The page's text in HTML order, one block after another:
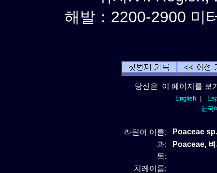
해발：2200-2900 미
당신은 이 페이지를 보
English|
한국
라틴어 이름:
Poaceae
과:
Poaceae,
목:
치레이름: